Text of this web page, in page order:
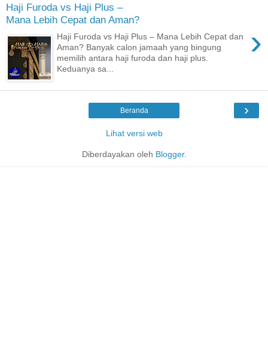
Haji Furoda vs Haji Plus –
Mana Lebih Cepat dan Aman?
›
Haji Furoda vs Haji Plus – Mana Lebih Cepat dan
Aman? Banyak calon jamaah yang bingung
memilih antara haji furoda dan haji plus.
Keduanya sa...
›
Beranda
Lihat versi web
Diberdayakan oleh Blogger.